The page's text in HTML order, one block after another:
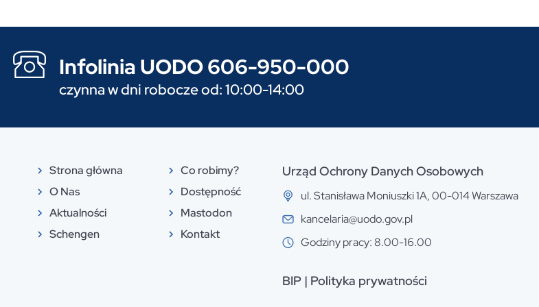
Infolinia UODO 606-950-000
czynna w dni robocze od: 10:00-14:00
Strona główna
O Nas
Aktualności
Schengen
Co robimy?
Dostępność
Mastodon
Kontakt
Urząd Ochrony Danych Osobowych
ul. Stanisława Moniuszki 1A, 00-014 Warszawa
kancelaria@uodo.gov.pl
Godziny pracy: 8.00-16.00
BIP | Polityka prywatności